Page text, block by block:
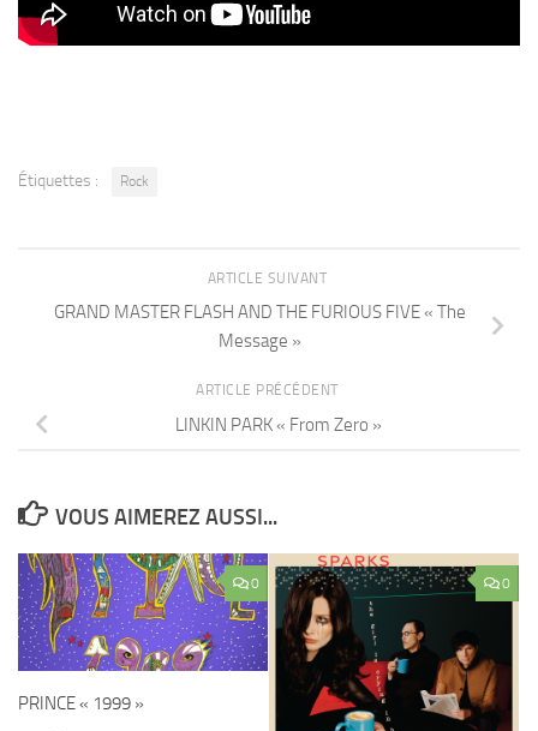
Étiquettes : Rock
ARTICLE SUIVANT
GRAND MASTER FLASH AND THE FURIOUS FIVE « The
Message »
ARTICLE PRÉCÉDENT
LINKIN PARK « From Zero »
VOUS AIMEREZ AUSSI...
0
PRINCE « 1999 »
0